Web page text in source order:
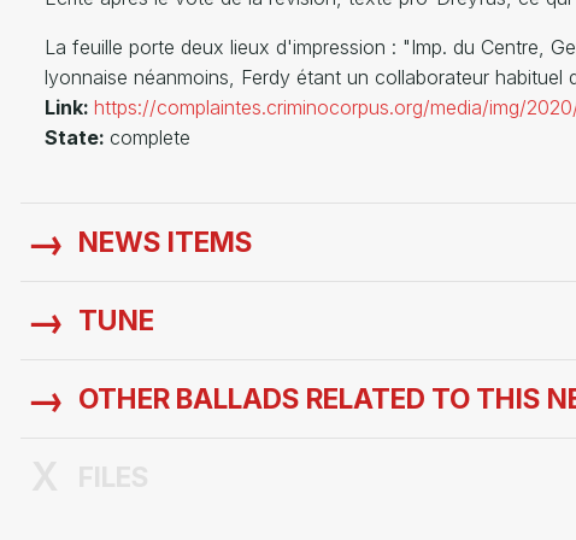
La feuille porte deux lieux d'impression : "Imp. du Centre,
lyonnaise néanmoins, Ferdy étant un collaborateur
Link:https://complaintes.criminocorpus.org/media/img/
State: complete
NEWS ITEMS
TUNE
OTHER BALLADS RELATED TO THIS